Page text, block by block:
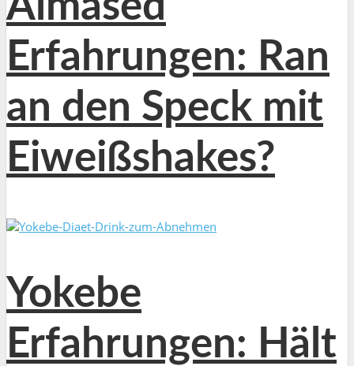
Erfahrungen: Ran
an den Speck mit
Eiweißshakes?
Yokebe
Erfahrungen: Hält